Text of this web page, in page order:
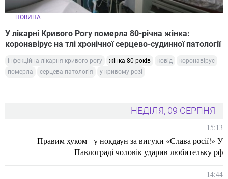
НОВИНА
У лікарні Кривого Рогу померла 80-річна жінка:
коронавірус на тлі хронічної серцево-судинної патології
інфекційна лікарня кривого рогу жінка 80 років ковід
коронавірус
померла
серцева патологія у кривому розі
НЕДІЛЯ, 09 СЕРПНЯ
15:13
Правим хуком - у нокдаун за вигуки «Слава росії!» У
Павлограді чоловік ударив любительку рф
14:44